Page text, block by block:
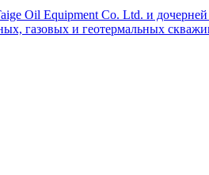
Oil Equipment Co. Ltd. и
газовых и геотермальных